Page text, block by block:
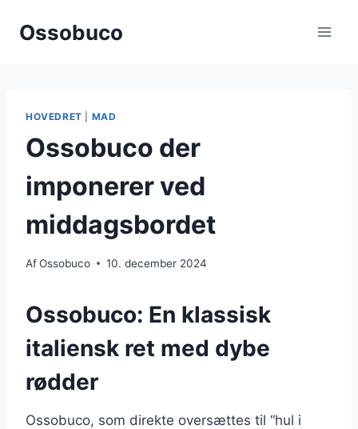
Ossobuco
HOVEDRET MAD
Ossobuco der
imponerer ved
middagsbordet
AfOssobuco 10. december 2024
Ossobuco: En klassisk
italiensk ret med dybe
rødder
Ossobuco, som direkte oversættes til “hul i